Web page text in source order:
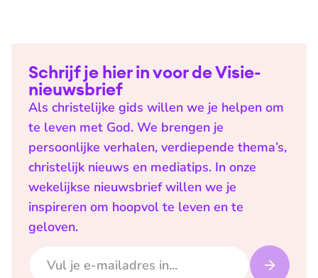
Schrijf je hier in voor de Visie-
nieuwsbrief
Als christelijke gids willen we je helpen om
te leven met God. We brengen je
persoonlijke verhalen, verdiepende thema’s,
christelijk nieuws en mediatips. In onze
wekelijkse nieuwsbrief willen we je
inspireren om hoopvol te leven en te
geloven.